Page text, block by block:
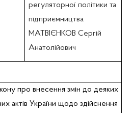
регуляторної політики та
підприємництва
МАТВІЄНКОВ Сергій
Анатолійович
про внесення змін до деяких
актів України щодо здійснення